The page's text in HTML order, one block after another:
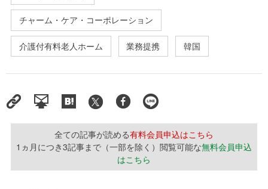
チャーム・ケア・コーポレーション
介護付有料老人ホーム 業務提携 韓国
全ての記事が読める有料会員申込はこちら
1ヵ月につき3記事まで（一部を除く）閲覧可能な無料会員申込
はこちら